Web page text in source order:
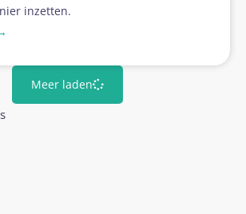
inzetten.
Meer laden